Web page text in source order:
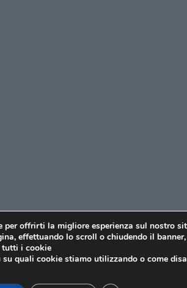
per offrirti la migliore esperienza sul nostro
effettuando lo scroll o chiudendo il
tutti i cookie
su quali cookie stiamo utilizzando o come